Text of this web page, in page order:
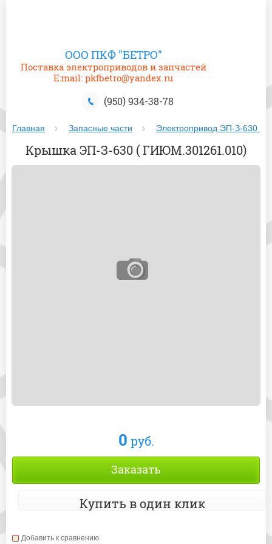
ООО ПКФ "БЕТРО"
Поставка электроприводов и запчастей
E:mail: pkfbetro@yandex.ru
(950) 934-38-78
Главная Запасные части Электропривод ЭП-З-630
Крышка ЭП-З-630 ( ГИЮМ.301261.010)
0 руб.
Заказать
Купить в один клик
Добавить к сравнению